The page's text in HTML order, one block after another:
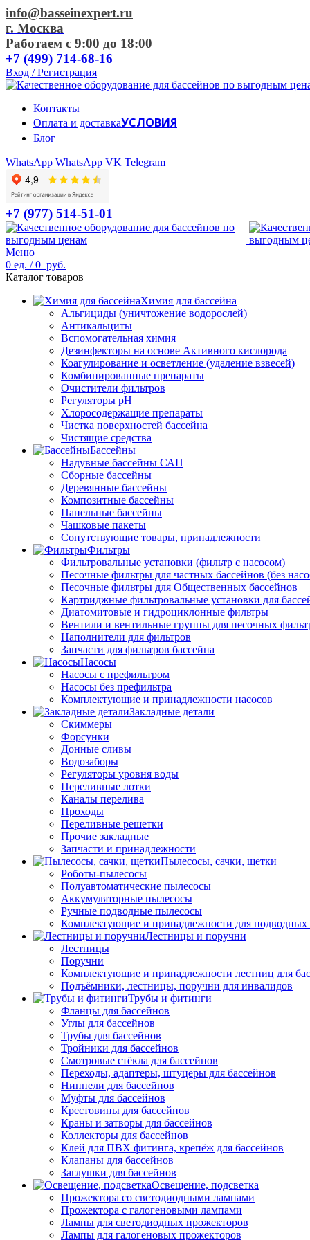
info@basseinexpert.ru
г. Москва
Работаем с 9:00 до 18:00
+7 (499) 714-68-16
Вход / Регистрация
Контакты
Оплата и доставкаУСЛОВИЯ
Блог
WhatsApp WhatsApp VK Telegram
+7 (977) 514-51-01
Меню
0 ед. / 0 руб.
Каталог товаров
Химия для бассейна
Альгициды (уничтожение водорослей)
Антикальциты
Вспомогательная химия
Дезинфекторы на основе Активного кислорода
Коагулирование и осветление (удаление взвесей)
Комбинированные препараты
Очистители фильтров
Регуляторы pH
Хлоросодержащие препараты
Чистка поверхностей бассейна
Чистящие средства
Бассейны
Надувные бассейны САП
Сборные бассейны
Деревянные бассейны
Композитные бассейны
Панельные бассейны
Чашковые пакеты
Сопутствующие товары, принадлежности
Фильтры
Фильтровальные установки (фильтр с насосом)
Песочные фильтры для частных бассейнов (без
Песочные фильтры для Общественных бассейнов
Картриджные фильтровальные установки для
Диатомитовые и гидроциклонные фильтры
Вентили и вентильные группы для песочных
Наполнители для фильтров
Запчасти для фильтров бассейна
Насосы
Насосы с префильтром
Насосы без префильтра
Комплектующие и принадлежности насосов
Закладные детали
Скиммеры
Форсунки
Донные сливы
Водозаборы
Регуляторы уровня воды
Переливные лотки
Каналы перелива
Проходы
Переливные решетки
Прочие закладные
Запчасти и принадлежности
Пылесосы, сачки, щетки
Роботы-пылесосы
Полуавтоматические пылесосы
Аккумуляторные пылесосы
Ручные подводные пылесосы
Комплектующие и принадлежности для подводных
Лестницы и поручни
Лестницы
Поручни
Комплектующие и принадлежности лестниц для
Подъёмники, лестницы, поручни для инвалидов
Трубы и фитинги
Фланцы для бассейнов
Углы для бассейнов
Трубы для бассейнов
Тройники для бассейнов
Смотровые стёкла для бассейнов
Переходы, адаптеры, штуцеры для бассейнов
Ниппели для бассейнов
Муфты для бассейнов
Крестовины для бассейнов
Краны и затворы для бассейнов
Коллекторы для бассейнов
Клей для ПВХ фитинга, крепёж для бассейнов
Клапаны для бассейнов
Заглушки для бассейнов
Освещение, подсветка
Прожектора со светодиодными лампами
Прожектора с галогеновыми лампами
Лампы для светодиодных прожекторов
Лампы для галогеновых прожекторов